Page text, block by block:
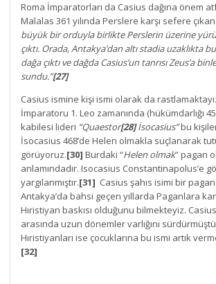
Roma İmparatorları da Casius dağına önem
Malalas 361 yılında Perslere karşı sefere
büyük bir orduyla birlikte Perslerin üzerine
çıktı. Orada, Antakya’dan altı stadia uzaklıkta
dağa çıktı ve dağda Casius’un tanrısı Zeus’a
sundu.”[27]
Casius ismine kişi ismi olarak da
İmparatoru 1. Leo zamanında (hükümdarlığı
kabilesi lideri “Quaestor[28]İsocasius”bu
İsocasius 468’de Helen olmakla suçlanarak
görüyoruz.[30] Burdaki “Helen olmak” pagan
anlamındadır. Isocasius Constantinapolus’e
yargılanmıştır.[31] Casius şahıs isimi bir
Antakya’da bahsi geçen yıllarda Paganlara
Hıristiyan baskısı olduğunu bilmekteyiz.
arasında uzun dönemler varlığını
Hıristiyanları ise çocuklarına bu ismi artık
[32]